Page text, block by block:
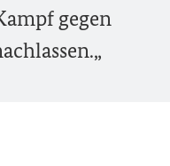
gegen